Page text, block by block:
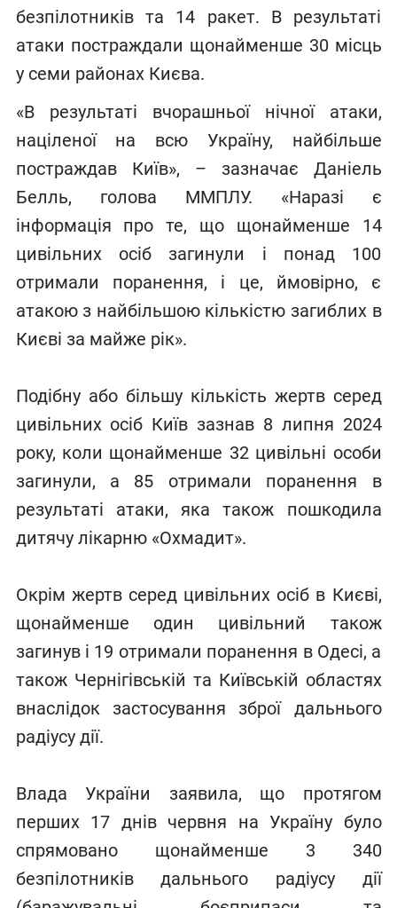
безпілотників та 14 ракет. В результаті
атаки постраждали щонайменше 30 місць
у семи районах Києва.
«В результаті вчорашньої нічної атаки,
націленої на всю Україну, найбільше
постраждав Київ», – зазначає Даніель
Белль, голова ММПЛУ. «Наразі є
інформація про те, що щонайменше 14
цивільних осіб загинули і понад 100
отримали поранення, і це, ймовірно, є
атакою з найбільшою кількістю загиблих в
Києві за майже рік».
Подібну або більшу кількість жертв серед
цивільних осіб Київ зазнав 8 липня 2024
року, коли щонайменше 32 цивільні особи
загинули, а 85 отримали поранення в
результаті атаки, яка також пошкодила
дитячу лікарню «Охмадит».
Окрім жертв серед цивільних осіб в Києві,
щонайменше один цивільний також
загинув і 19 отримали поранення в Одесі, а
також Чернігівській та Київській областях
внаслідок застосування зброї дальнього
радіусу дії.
Влада України заявила, що протягом
перших 17 днів червня на Україну було
спрямовано щонайменше 3 340
безпілотників дальнього радіусу дії